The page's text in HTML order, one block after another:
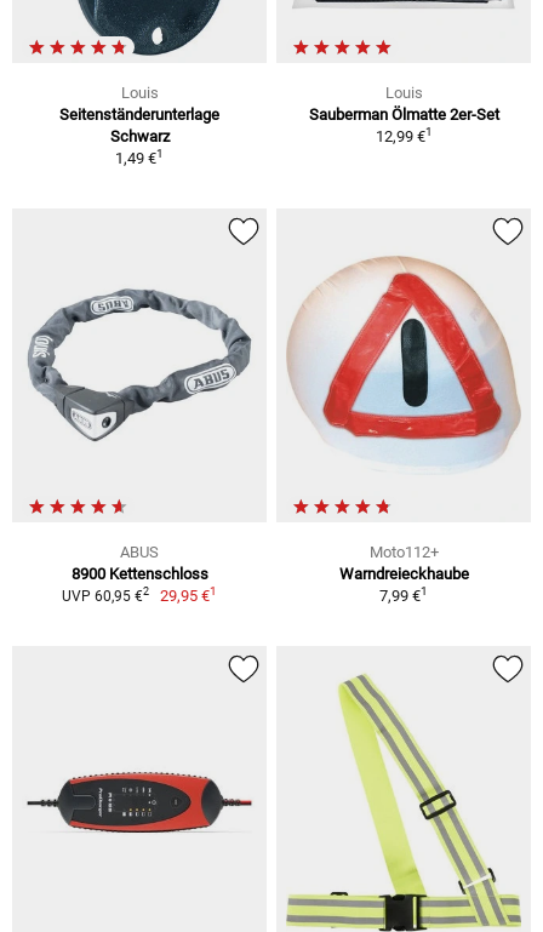
Louis
Seitenständerunterlage
Schwarz
1,49 €1
Louis
Sauberman Ölmatte 2er-Set
12,99 €1
ABUS
8900 Kettenschloss
UVP 60,95 €2 29,95 €1
Moto112+
Warndreieckhaube
7,99 €1